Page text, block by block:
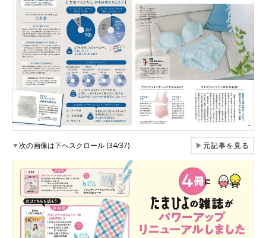
▼次の画像は下へスクロール (34/37) ▶元記事を見る